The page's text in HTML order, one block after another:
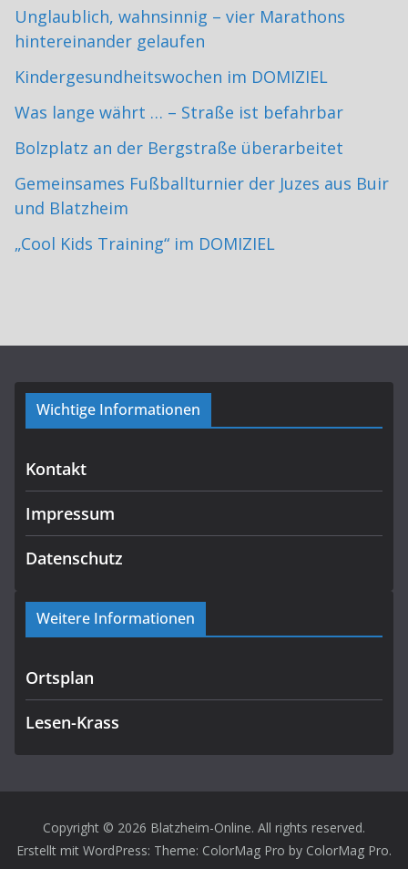
Unglaublich, wahnsinnig – vier Marathons
hintereinander gelaufen
Kindergesundheitswochen im DOMIZIEL
Was lange währt … – Straße ist befahrbar
Bolzplatz an der Bergstraße überarbeitet
Gemeinsames Fußballturnier der Juzes aus Buir
und Blatzheim
„Cool Kids Training“ im DOMIZIEL
Wichtige Informationen
Kontakt
Impressum
Datenschutz
Weitere Informationen
Ortsplan
Lesen-Krass
Copyright © 2026 Blatzheim-Online. All rights reserved.
Erstellt mit WordPress: Theme: ColorMag Pro by ColorMag Pro.